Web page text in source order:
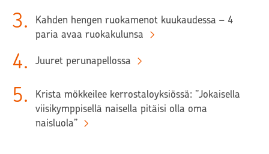
3.
Kahden hengen ruokamenot kuukaudessa – 4
paria avaa ruokakulunsa
4. Juuret perunapellossa
5.
Krista mökkeilee kerrostaloyksiössä: ”Jokaisella
viisikymppisellä naisella pitäisi olla oma
naisluola”